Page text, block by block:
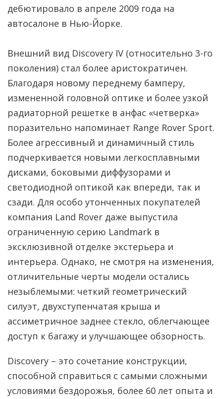
дебютировало в апреле 2009 года на
автосалоне в Нью-Йорке.
Внешний вид Discovery IV (относительно 3-го
поколения) стал более аристократичен.
Благодаря новому переднему бамперу,
измененной головной оптике и более узкой
радиаторной решетке в анфас «четверка»
поразительно напоминает Range Rover Sport.
Более агрессивный и динамичный стиль
подчеркивается новыми легкосплавными
дисками, боковыми диффузорами и
светодиодной оптикой как впереди, так и
сзади. Для особо утонченных покупателей
компания Land Rover даже выпустила
ограниченную серию Landmark в
эксклюзивной отделке экстерьера и
интерьера. Однако, не смотря на изменения,
отличительные черты модели остались
незыблемыми: четкий геометрический
силуэт, двухступенчатая крыша и
ассиметричное заднее стекло, облегчающее
доступ к багажу и улучшающее обзорность.
Discovery – это сочетание конструкции,
способной справиться с самыми сложными
условиями бездорожья, более 60 лет опыта и